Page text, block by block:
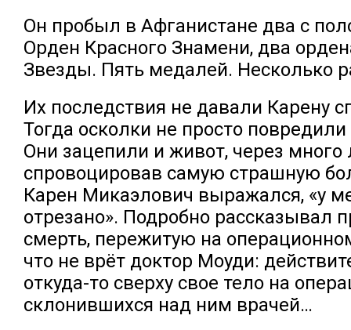
Он пробыл в Афганистане два с
Орден Красного Знамени, два
Звезды. Пять медалей. Несколько
Их последствия не давали Карену
Тогда осколки не просто
Они зацепили и живот, через много
спровоцировав самую страшную
Карен Микаэлович выражался, «у
отрезано». Подробно рассказывал
смерть, пережитую на
что не врёт доктор Моуди:
откуда-то сверху свое тело на
склонившихся над ним врачей…